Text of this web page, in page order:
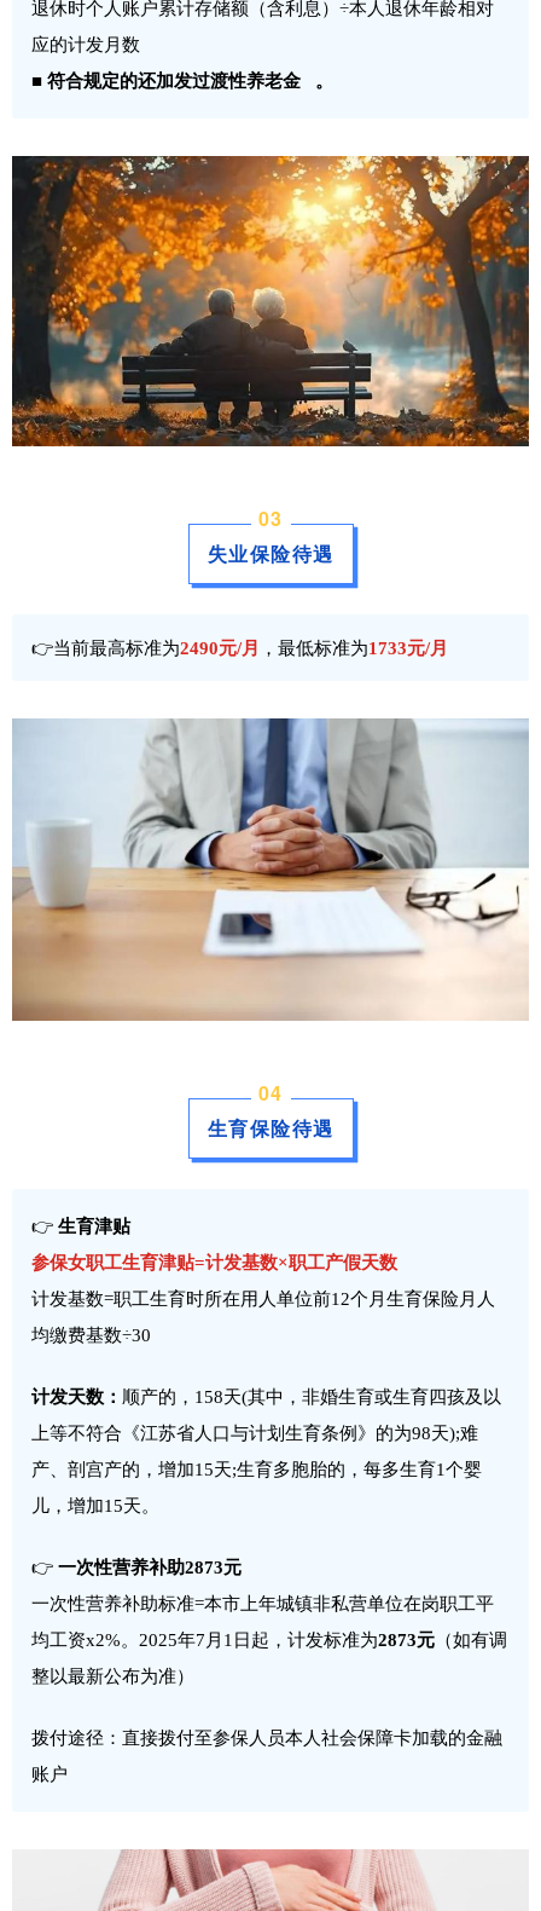
退休时个人账户累计存储额（含利息）÷本人退休年龄相对
应的计发月数
■ 符合规定的还加发过渡性养老金 。
03
失业保险待遇
👉当前最高标准为2490元/月 ，最低标准为1733元/月
04
生育保险待遇
👉 生育津贴
参保女职工生育津贴=计发基数×职工产假天数
计发基数=职工生育时所在用人单位前12个月生育保险月人
均缴费基数÷30
计发天数： 顺产的，158天(其中，非婚生育或生育四孩及以
上等不符合《江苏省人口与计划生育条例》的为98天);难
产、剖宫产的，增加15天;生育多胞胎的，每多生育1个婴
儿，增加15天。
👉 一次性营养补助2873元
一次性营养补助标准=本市上年城镇非私营单位在岗职工平
均工资x2%。2025年7月1日起，计发标准为2873元 （如有调
整以最新公布为准）
拨付途径：直接拨付至参保人员本人社会保障卡加载的金融
账户